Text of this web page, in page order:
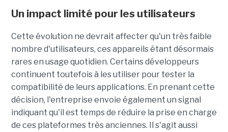
Un impact limité pour les utilisateurs
Cette évolution ne devrait affecter qu'un très faible
nombre d'utilisateurs, ces appareils étant désormais
rares en usage quotidien. Certains développeurs
continuent toutefois à les utiliser pour tester la
compatibilité de leurs applications. En prenant cette
décision, l'entreprise envoie également un signal
indiquant qu'il est temps de réduire la prise en charge
de ces plateformes très anciennes. Il s'agit aussi